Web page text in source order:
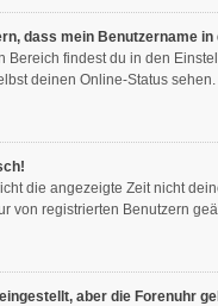
dass mein Benutzername
Bereich findest du in den
deinen Online-Status
die angezeigte Zeit nicht
von registrierten Benutzern
aber die Forenuhr